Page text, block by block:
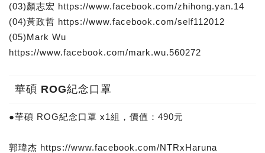
(03)顏志宏 https://www.facebook.com/zhihong.yan.14
(04)黃政哲 https://www.facebook.com/self112012
(05)Mark Wu
https://www.facebook.com/mark.wu.560272
華碩 ROG紀念口罩
●華碩 ROG紀念口罩 x1組，價值：490元
郭瑋杰 https://www.facebook.com/NTRxHaruna